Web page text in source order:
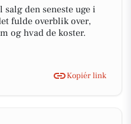
den seneste uge i
fulde overblik over,
og hvad de koster.
Kopiér link